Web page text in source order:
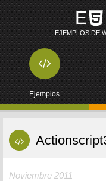
E
EJEMPLOS DE
Ejemplos
Noviembre 2011